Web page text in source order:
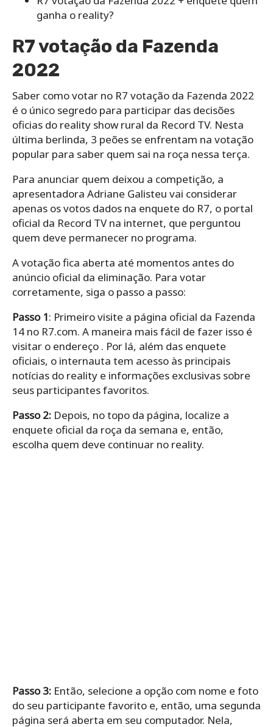
ganha o reality?
R7 votação da Fazenda
2022
Saber como votar no R7 votação da Fazenda 2022
é o único segredo para participar das decisões
oficias do reality show rural da Record TV. Nesta
última berlinda, 3 peões se enfrentam na votação
popular para saber quem sai na roça nessa terça.
Para anunciar quem deixou a competição, a
apresentadora Adriane Galisteu vai considerar
apenas os votos dados na enquete do R7, o portal
oficial da Record TV na internet, que perguntou
quem deve permanecer no programa.
A votação fica aberta até momentos antes do
anúncio oficial da eliminação. Para votar
corretamente, siga o passo a passo:
Passo 1: Primeiro visite a página oficial da Fazenda
14 no R7.com. A maneira mais fácil de fazer isso é
visitar o endereço . Por lá, além das enquete
oficiais, o internauta tem acesso às principais
notícias do reality e informações exclusivas sobre
seus participantes favoritos.
Passo 2: Depois, no topo da página, localize a
enquete oficial da roça da semana e, então,
escolha quem deve continuar no reality.
Passo 3: Então, selecione a opção com nome e foto
do seu participante favorito e, então, uma segunda
página será aberta em seu computador. Nela,